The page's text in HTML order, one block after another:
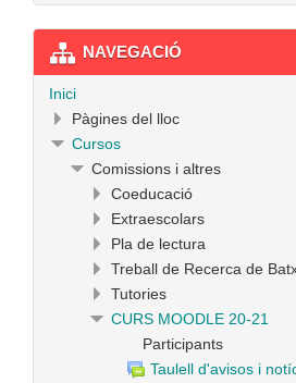
NAVEGACIÓ
Inici
Pàgines del lloc
Cursos
Comissions i altres
Coeducació
Extraescolars
Pla de lectura
Treball de Recerca de
Tutories
CURS MOODLE 20-21
Participants
Taulell d'avisos i